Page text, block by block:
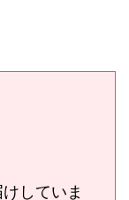
していま